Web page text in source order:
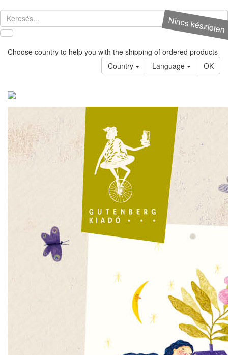
Choose country to help you with the shipping of ordered products
Country
Language OK
Nincs készleten